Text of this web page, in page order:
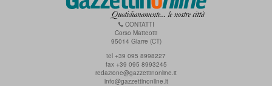
CONTATTI
Corso Matteotti
95014 Giarre (CT)
tel +39 095 8998227
fax +39 095 8993245
redazione@gazzettinonline.it
info@gazzettinonline.it